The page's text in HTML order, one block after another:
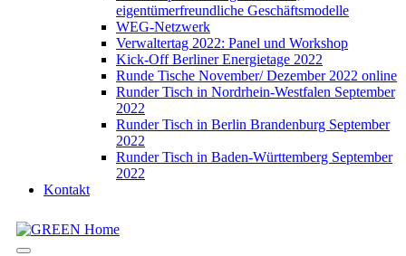
eigentümerfreundliche Geschäftsmodelle
WEG-Netzwerk
Verwaltertag 2022: Panel und Workshop
Kick-Off Berliner Energietage 2022
Runde Tische November/ Dezember 2022 online
Runder Tisch in Nordrhein-Westfalen September
2022
Runder Tisch in Berlin Brandenburg September
2022
Runder Tisch in Baden-Württemberg September
2022
Kontakt